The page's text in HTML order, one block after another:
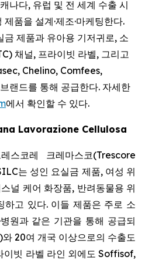
나다, 유럽 및 전 세계 수출 시
품을 설계·제조·마케팅한다.
금 제품과 유아용 기저귀로, 소
채널, 프라이빗 라벨, 그리고
Chelino, Comfees,
랜드를 통해 공급한다. 자세한
에서 확인할 수 있다.
Lavorazione Cellulosa
스코레 크레마스코(Trescore
는 성인 요실금 제품, 여성 위
널 케어 화장품, 반려동물용 위
하고 있다. 이들 제품은 주로 소
원과 같은 기관을 통해 공급되
20여 개국 이상으로의 수출도
이빗 라벨 라인 외에도 Soffisof,